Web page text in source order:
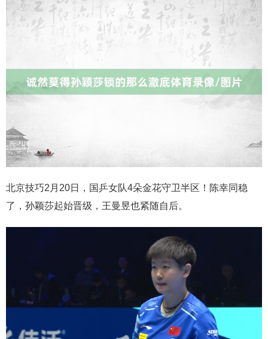
北京技巧2月20日，国乒女队4朵金花守卫半区！陈幸同稳
了，孙颖莎起始晋级，王曼昱也紧随自后。